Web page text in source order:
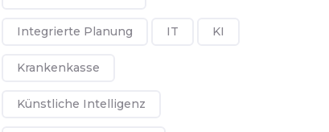
Integrierte Planung IT KI
Krankenkasse
Künstliche Intelligenz